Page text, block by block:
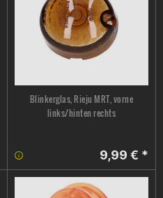
Blinkerglas, Rieju MRT, vorne
links/hinten rechts
9,99 € *